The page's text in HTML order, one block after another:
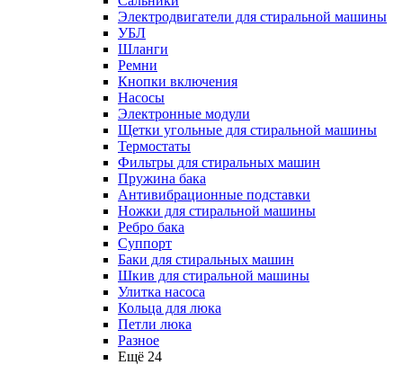
Электродвигатели для стиральной машины
УБЛ
Шланги
Ремни
Кнопки включения
Насосы
Электронные модули
Щетки угольные для стиральной машины
Термостаты
Фильтры для стиральных машин
Пружина бака
Антивибрационные подставки
Ножки для стиральной машины
Ребро бака
Суппорт
Баки для стиральных машин
Шкив для стиральной машины
Улитка насоса
Кольца для люка
Петли люка
Разное
Ещё 24